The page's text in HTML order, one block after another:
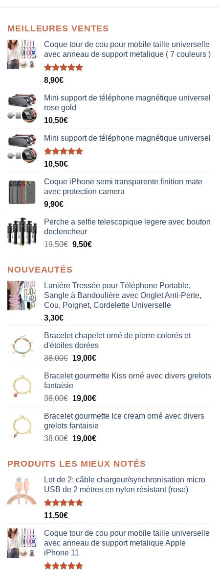
MEILLEURES VENTES
Coque tour de cou pour mobile taille universelle
avec anneau de support metalique ( 7 couleurs )
Note5.00
8,90€
Mini support de téléphone magnétique universel
rose gold
10,50€
Mini support de téléphone magnétique universel
Note5.00
10,50€
Coque iPhone semi transparente finition mate
avec protection camera
9,90€
Perche a selfie telescopique legere avec bouton
declencheur
19,50€ 9,50€
NOUVEAUTÉS
Lanière Tressée pour Téléphone Portable,
Sangle à Bandoulière avec Onglet Anti-Perte,
Cou, Poignet, Cordelette Universelle
3,30€
Bracelet chapelet orné de pierre colorés et
d'étoiles dorées
38,00€ Le
initial
était :
38,00€.
19,00€Le
actuel
19,00€.
Bracelet gourmette Kiss orné avec divers grelots
fantaisie
38,00€ Le
initial
était :
38,00€.
19,00€Le
actuel
est :
19,00€.
Bracelet gourmette Ice cream orné avec divers
grelots fantaisie
38,00€ Le
était :
38,00€.
19,00€Le
est :
19,00€.
PRODUITS LES MIEUX NOTÉS
Lot de 2: câble chargeur/synchronisation micro
USB de 2 mètres en nylon résistant (rose)
Note5.00
11,50€
Coque tour de cou pour mobile taille universelle
avec anneau de support metalique Apple
iPhone 11